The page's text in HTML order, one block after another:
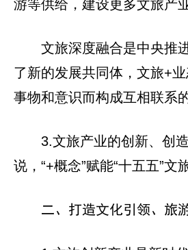
游等供给，建设更多文旅产
文旅深度融合是中央推
了新的发展共同体，文旅+
事物和意识而构成互相联系
3.文旅产业的创新、创
说，“+概念”赋能“十五五”
二、打造文化引领、旅